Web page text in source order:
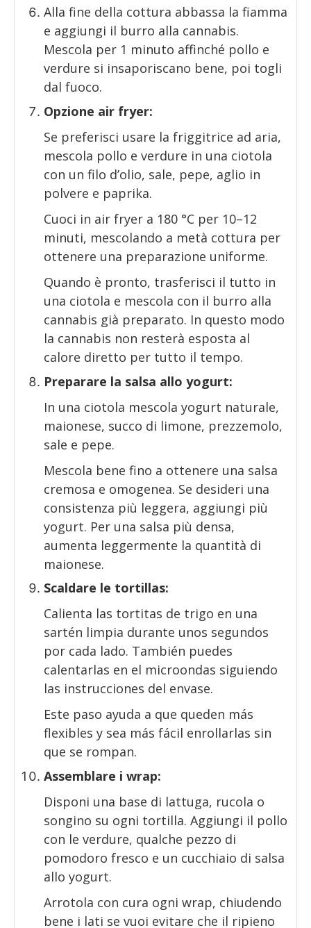
Alla fine della cottura abbassa la fiamma
e aggiungi il burro alla cannabis.
Mescola per 1 minuto affinché pollo e
verdure si insaporiscano bene, poi togli
dal fuoco.
Opzione air fryer:
Se preferisci usare la friggitrice ad aria,
mescola pollo e verdure in una ciotola
con un filo d’olio, sale, pepe, aglio in
polvere e paprika.
Cuoci in air fryer a 180 °C per 10–12
minuti, mescolando a metà cottura per
ottenere una preparazione uniforme.
Quando è pronto, trasferisci il tutto in
una ciotola e mescola con il burro alla
cannabis già preparato. In questo modo
la cannabis non resterà esposta al
calore diretto per tutto il tempo.
Preparare la salsa allo yogurt:
In una ciotola mescola yogurt naturale,
maionese, succo di limone, prezzemolo,
sale e pepe.
Mescola bene fino a ottenere una salsa
cremosa e omogenea. Se desideri una
consistenza più leggera, aggiungi più
yogurt. Per una salsa più densa,
aumenta leggermente la quantità di
maionese.
Scaldare le tortillas:
Calienta las tortitas de trigo en una
sartén limpia durante unos segundos
por cada lado. También puedes
calentarlas en el microondas siguiendo
las instrucciones del envase.
Este paso ayuda a que queden más
flexibles y sea más fácil enrollarlas sin
que se rompan.
Assemblare i wrap:
Disponi una base di lattuga, rucola o
songino su ogni tortilla. Aggiungi il pollo
con le verdure, qualche pezzo di
pomodoro fresco e un cucchiaio di salsa
allo yogurt.
Arrotola con cura ogni wrap, chiudendo
bene i lati se vuoi evitare che il ripieno